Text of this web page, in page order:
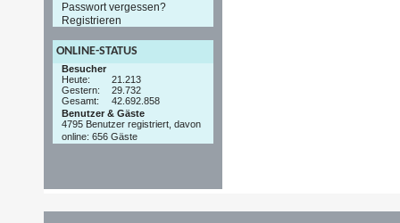
Passwort vergessen?
Registrieren
ONLINE-STATUS
Besucher
Heute:
21.213
Gestern:
29.732
Gesamt:
42.692.858
Benutzer & Gäste
4795 Benutzer registriert, davon
online: 656 Gäste